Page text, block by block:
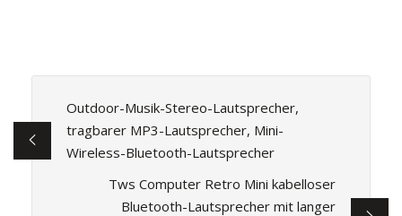
Outdoor-Musik-Stereo-Lautsprecher,
tragbarer MP3-Lautsprecher, Mini-
Wireless-Bluetooth-Lautsprecher
Tws Computer Retro Mini kabelloser
Bluetooth-Lautsprecher mit langer